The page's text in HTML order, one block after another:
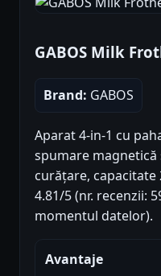
GABOS Milk
Brand: GABOS
Aparat 4-in-1 cu
spumare
curățare, capacitate
4.81/5 (nr. recenzii:
momentul datelor).
Avantaje